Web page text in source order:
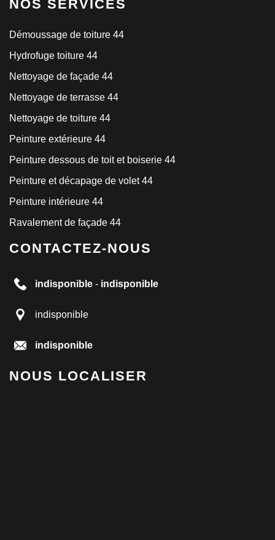
NOS SERVICES
Démoussage de toiture 44
Hydrofuge toiture 44
Nettoyage de façade 44
Nettoyage de terrasse 44
Nettoyage de toiture 44
Peinture extérieure 44
Peinture dessous de toit et boiserie 44
Peinture et décapage de volet 44
Peinture intérieure 44
Ravalement de façade 44
CONTACTEZ-NOUS
indisponible - indisponible
indisponible
indisponible
NOUS LOCALISER